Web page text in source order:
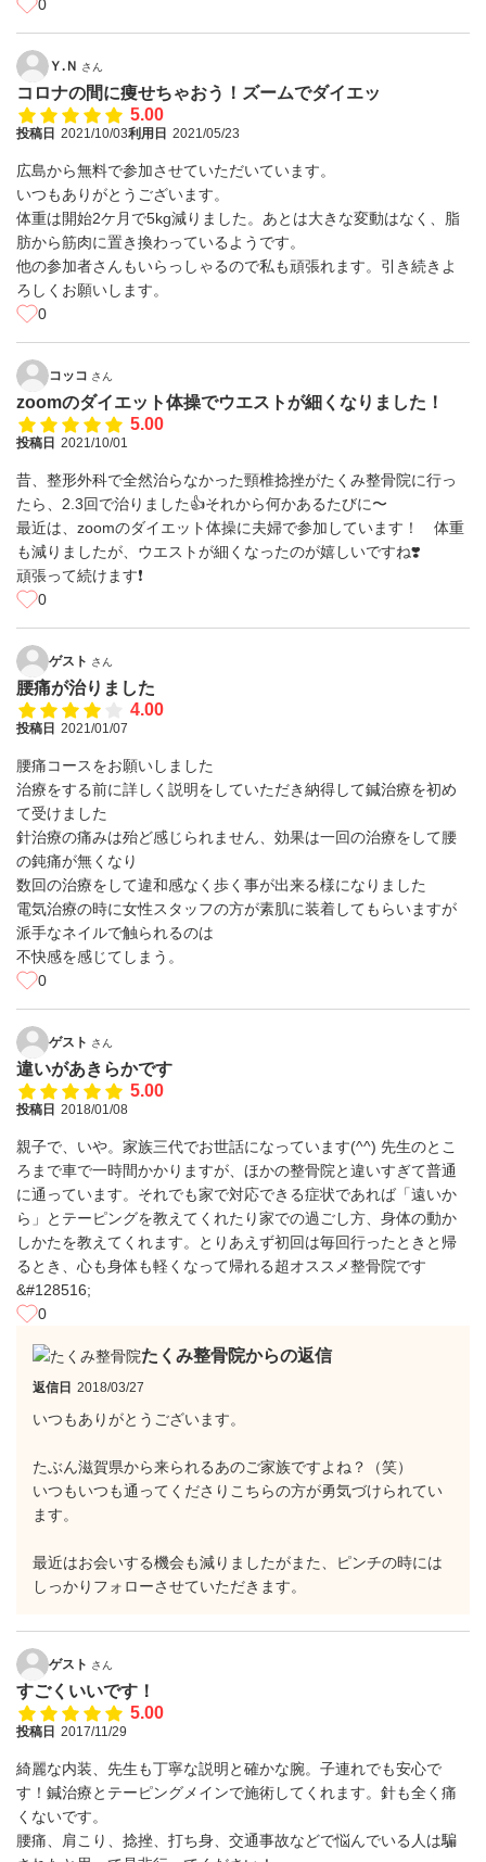
0
Ｙ.Ｎ さん
コロナの間に痩せちゃおう！ズームでダイエッ
5.00
投稿日 2021/10/03利用日 2021/05/23
広島から無料で参加させていただいています。
いつもありがとうございます。
体重は開始2ケ月で5kg減りました。あとは大きな変動はなく、脂
肪から筋肉に置き換わっているようです。
他の参加者さんもいらっしゃるので私も頑張れます。引き続きよ
ろしくお願いします。
0
コッコ さん
zoomのダイエット体操でウエストが細くなりました！
5.00
投稿日 2021/10/01
昔、整形外科で全然治らなかった頸椎捻挫がたくみ整骨院に行っ
たら、2.3回で治りました👍それから何かあるたびに〜
最近は、zoomのダイエット体操に夫婦で参加しています！ 体重
も減りましたが、ウエストが細くなったのが嬉しいですね❣️
頑張って続けます❗️
0
ゲスト さん
腰痛が治りました
4.00
投稿日 2021/01/07
腰痛コースをお願いしました
治療をする前に詳しく説明をしていただき納得して鍼治療を初め
て受けました
針治療の痛みは殆ど感じられません、効果は一回の治療をして腰
の鈍痛が無くなり
数回の治療をして違和感なく歩く事が出来る様になりました
電気治療の時に女性スタッフの方が素肌に装着してもらいますが
派手なネイルで触られるのは
不快感を感じてしまう。
0
ゲスト さん
違いがあきらかです
5.00
投稿日 2018/01/08
親子で、いや。家族三代でお世話になっています(^^) 先生のとこ
ろまで車で一時間かかりますが、ほかの整骨院と違いすぎて普通
に通っています。それでも家で対応できる症状であれば「遠いか
ら」とテーピングを教えてくれたり家での過ごし方、身体の動か
しかたを教えてくれます。とりあえず初回は毎回行ったときと帰
るとき、心も身体も軽くなって帰れる超オススメ整骨院です
&#128516;
0
たくみ整骨院からの返信
返信日 2018/03/27
いつもありがとうございます。
たぶん滋賀県から来られるあのご家族ですよね？（笑）
いつもいつも通ってくださりこちらの方が勇気づけられてい
ます。
最近はお会いする機会も減りましたがまた、ピンチの時には
しっかりフォローさせていただきます。
ゲスト さん
すごくいいです！
5.00
投稿日 2017/11/29
綺麗な内装、先生も丁寧な説明と確かな腕。子連れでも安心で
す！鍼治療とテーピングメインで施術してくれます。針も全く痛
くないです。
腰痛、肩こり、捻挫、打ち身、交通事故などで悩んでいる人は騙